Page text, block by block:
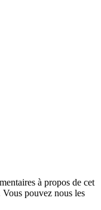
à propos de cet
pouvez nous les